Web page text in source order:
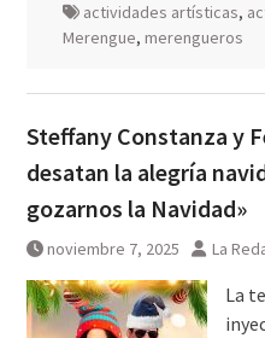
actividades artísticas,
Merengue, merengueros
Steffany Constanza y
desatan la alegría
gozarnos la Navidad»
noviembre 7, 2025 La
La